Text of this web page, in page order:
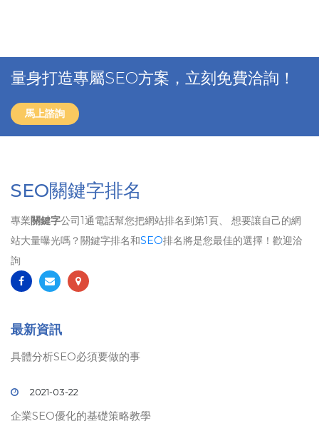
量身打造專屬SEO方案，立刻免費洽詢！
馬上諮詢
SEO關鍵字排名
專業關鍵字公司1通電話幫您把網站排名到第1頁、 想要讓自己的網
站大量曝光嗎？關鍵字排名和SEO排名將是您最佳的選擇！歡迎洽
詢
最新資訊
具體分析SEO必須要做的事
2021-03-22
企業SEO優化的基礎策略教學